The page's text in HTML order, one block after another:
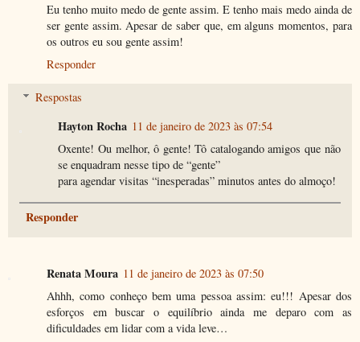
Eu tenho muito medo de gente assim. E tenho mais medo ainda de
ser gente assim. Apesar de saber que, em alguns momentos, para
os outros eu sou gente assim!
Responder
Respostas
Hayton Rocha 11 de janeiro de 2023 às 07:54
Oxente! Ou melhor, ô gente! Tô catalogando amigos que não
se enquadram nesse tipo de “gente”
para agendar visitas “inesperadas” minutos antes do almoço!
Responder
Renata Moura 11 de janeiro de 2023 às 07:50
Ahhh, como conheço bem uma pessoa assim: eu!!! Apesar dos
esforços em buscar o equilíbrio ainda me deparo com as
dificuldades em lidar com a vida leve…